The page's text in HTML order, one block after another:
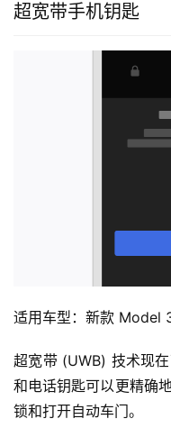
超宽带手机钥匙
适用车型：新款 Model 3
超宽带 (UWB) 技术现
和电话钥匙可以更精确
锁和打开自动车门。